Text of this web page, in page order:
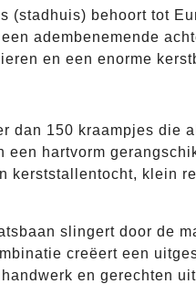
(stadhuis) behoort tot
adembenemende
en een enorme
dan 150 kraampjes
hartvorm
kerststallentocht, klein
slingert door de
creëert een
en gerechten